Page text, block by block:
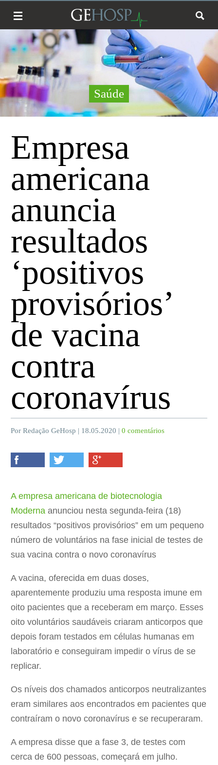
Saúde
Empresa
americana
anuncia
resultados
‘positivos
provisórios’
de vacina
contra
coronavírus
Por Redação GeHosp | 18.05.2020 |0 comentários
A empresa americana de biotecnologia
Moderna anunciou nesta segunda-feira (18)
resultados “positivos provisórios” em um pequeno
número de voluntários na fase inicial de testes de
sua vacina contra o novo coronavírus
A vacina, oferecida em duas doses,
aparentemente produziu uma resposta imune em
oito pacientes que a receberam em março. Esses
oito voluntários saudáveis criaram anticorpos que
depois foram testados em células humanas em
laboratório e conseguiram impedir o vírus de se
replicar.
Os níveis dos chamados anticorpos neutralizantes
eram similares aos encontrados em pacientes que
contraíram o novo coronavírus e se recuperaram.
A empresa disse que a fase 3, de testes com
cerca de 600 pessoas, começará em julho.